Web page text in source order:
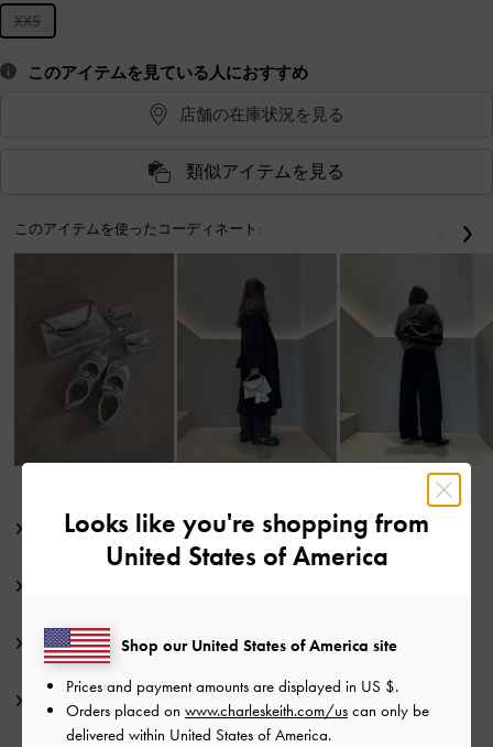
XXS
このアイテムを見ている人におすすめ
店舗の在庫状況を見る
類似アイテムを見る
このアイテムを使ったコーディネート: 戻る
商品説明
特典
配送 & 返品
Looks like you're shopping from
United States of America
Shop our United States of America site
Prices and payment amounts are displayed in US $.
Orders placed on www.charleskeith.com/us can only be
delivered within United States of America.